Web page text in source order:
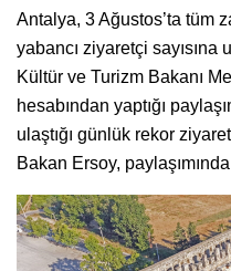
Antalya, 3 Ağustos’ta tüm
yabancı ziyaretçi sayısına
Kültür ve Turizm Bakanı
hesabından yaptığı
ulaştığı günlük rekor
Bakan Ersoy,